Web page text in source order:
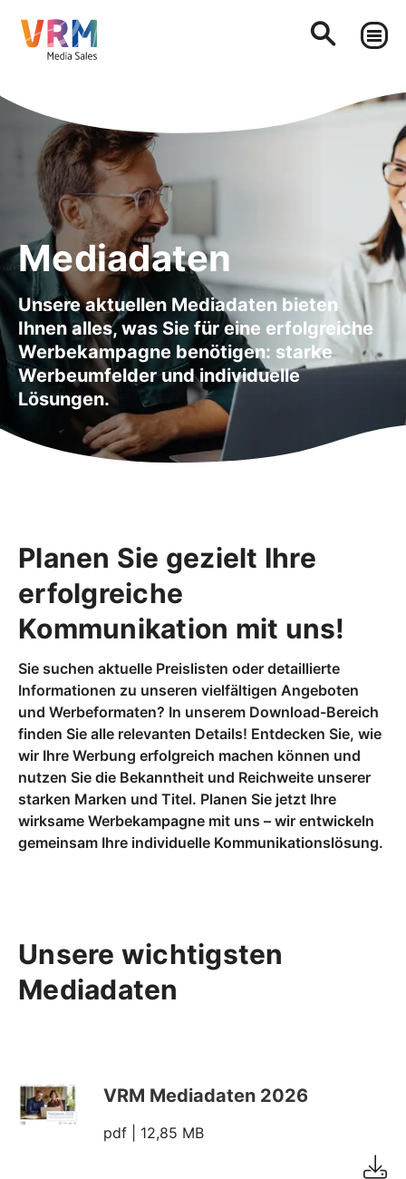
Mediadaten
Unsere aktuellen Mediadaten bieten
Ihnen alles, was Sie für eine erfolgreiche
Werbekampagne benötigen: starke
Werbeumfelder und individuelle
Lösungen.
Planen Sie gezielt Ihre
erfolgreiche
Kommunikation mit uns!
Sie suchen aktuelle Preislisten oder detaillierte
Informationen zu unseren vielfältigen Angeboten
und Werbeformaten? In unserem Download-Bereich
finden Sie alle relevanten Details! Entdecken Sie, wie
wir Ihre Werbung erfolgreich machen können und
nutzen Sie die Bekanntheit und Reichweite unserer
starken Marken und Titel. Planen Sie jetzt Ihre
wirksame Werbekampagne mit uns – wir entwickeln
gemeinsam Ihre individuelle Kommunikationslösung.
Unsere wichtigsten
Mediadaten
VRM Mediadaten 2026
pdf | 12,85 MB